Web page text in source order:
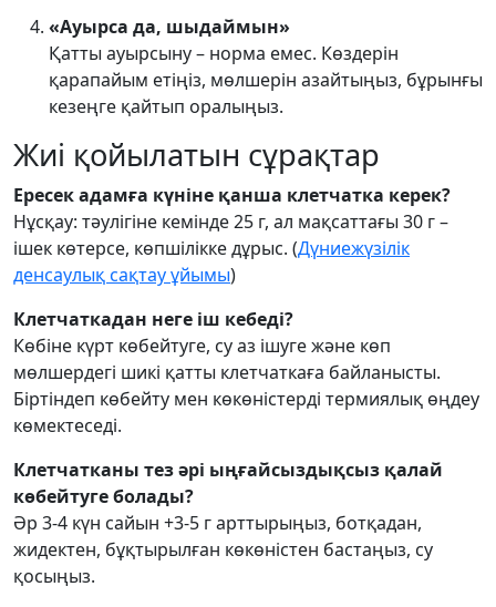
«Ауырса да, шыдаймын»
Қатты ауырсыну – норма емес. Көздерін
қарапайым етіңіз, мөлшерін азайтыңыз, бұрынғы
кезеңге қайтып оралыңыз.
Жиі қойылатын сұрақтар
Ересек адамға күніне қанша клетчатка керек?
Нұсқау: тәулігіне кемінде 25 г, ал мақсаттағы 30 г –
ішек көтерсе, көпшілікке дұрыс. (Дүниежүзілік
денсаулық сақтау ұйымы)
Клетчаткадан неге іш кебеді?
Көбіне күрт көбейтуге, су аз ішуге және көп
мөлшердегі шикі қатты клетчаткаға байланысты.
Біртіндеп көбейту мен көкөністерді термиялық өңдеу
көмектеседі.
Клетчатканы тез әрі ыңғайсыздықсыз қалай
көбейтуге болады?
Әр 3-4 күн сайын +3-5 г арттырыңыз, ботқадан,
жидектен, бұқтырылған көкөністен бастаңыз, су
қосыңыз.